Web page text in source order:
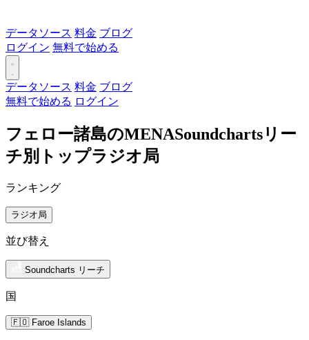
データソース 料金 ブログ
ログイン 無料で始める
データソース 料金 ブログ
無料で始める ログイン
フェロー諸島のMENASoundchartsリー
チ別トップラジオ局
ランキング
ラジオ局
並び替え
Soundcharts リーチ
国
🇫🇴 Faroe Islands